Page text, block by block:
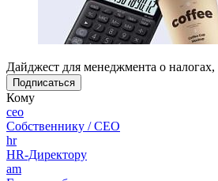
Дайджест для менеджмента о налогах,
Подписаться
Кому
ceo
Собственнику / CEO
hr
HR-Директору
am